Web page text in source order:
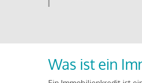
Was ist ein